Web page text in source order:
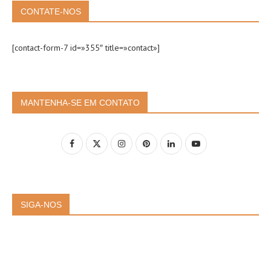
CONTATE-NOS
[contact-form-7 id=»355″ title=»contact»]
MANTENHA-SE EM CONTATO
SIGA-NOS